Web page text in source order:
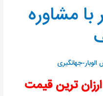
با مشاوره
الوبار-جهانگیری
ترین قیمت